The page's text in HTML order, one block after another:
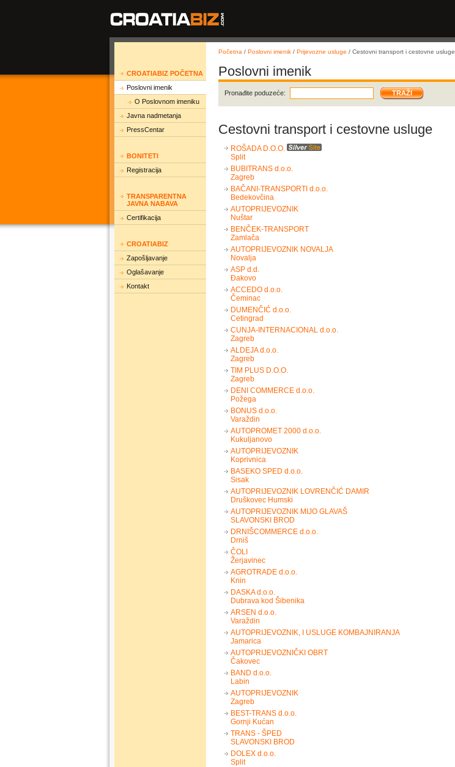
CROATIABIZ POČETNA
Poslovni imenik
O Poslovnom imeniku
Javna nadmetanja
PressCentar
BONITETI
Registracija
TRANSPARENTNA
JAVNA NABAVA
Certifikacija
CROATIABIZ
Zapošljavanje
Oglašavanje
Kontakt
Početna / Poslovni imenik / Prijevozne usluge / Cestovni transport i cestovne usluge
Poslovni imenik
Pronađite poduzeće:
Cestovni transport i cestovne usluge
ROŠADA D.O.O.
Split
BUBITRANS d.o.o.
Zagreb
BAČANI-TRANSPORTI d.o.o.
Bedekovčina
AUTOPRIJEVOZNIK
Nuštar
BENČEK-TRANSPORT
Zamlača
AUTOPRIJEVOZNIK NOVALJA
Novalja
ASP d.d.
Đakovo
ACCEDO d.o.o.
Čeminac
DUMENČIĆ d.o.o.
Cetingrad
CUNJA-INTERNACIONAL d.o.o.
Zagreb
ALDEJA d.o.o.
Zagreb
TIM PLUS D.O.O.
Zagreb
DENI COMMERCE d.o.o.
Požega
BONUS d.o.o.
Varaždin
AUTOPROMET 2000 d.o.o.
Kukuljanovo
AUTOPRIJEVOZNIK
Koprivnica
BASEKO SPED d.o.o.
Sisak
AUTOPRIJEVOZNIK LOVRENČIĆ DAMIR
Druškovec Humski
AUTOPRIJEVOZNIK MIJO GLAVAŠ
SLAVONSKI BROD
DRNIŠCOMMERCE d.o.o.
Drniš
ČOLI
Žerjavinec
AGROTRADE d.o.o.
Knin
DASKA d.o.o.
Dubrava kod Šibenika
ARSEN d.o.o.
Varaždin
AUTOPRIJEVOZNIK, I USLUGE KOMBAJNIRANJA
Jamarica
AUTOPRIJEVOZNIČKI OBRT
Čakovec
BAND d.o.o.
Labin
AUTOPRIJEVOZNIK
Zagreb
BEST-TRANS d.o.o.
Gornji Kućan
TRANS - ŠPED
SLAVONSKI BROD
DOLEX d.o.o.
Split